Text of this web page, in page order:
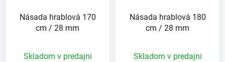
Násada hrablová 170
cm / 28 mm
Skladom v predajni
Násada hrablová 180
cm / 28 mm
Skladom v predajni